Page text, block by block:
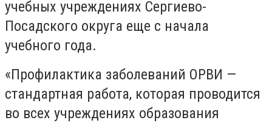
учебных учреждениях Сергиево-
Посадского округа еще с начала
учебного года.
«Профилактика заболеваний ОРВИ —
стандартная работа, которая проводится
во всех учреждениях образования